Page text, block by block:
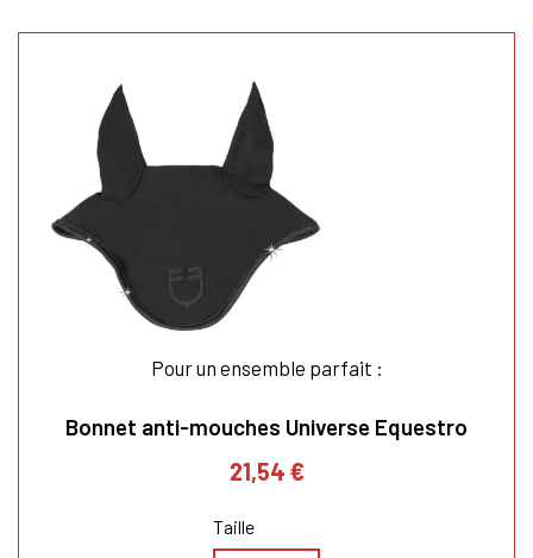
Pour un ensemble parfait :
Bonnet anti-mouches Universe Equestro
21,54 €
Taille
×
Vous devez être connecté pour enregistrer des
produits dans votre liste d'envie
ANNULER